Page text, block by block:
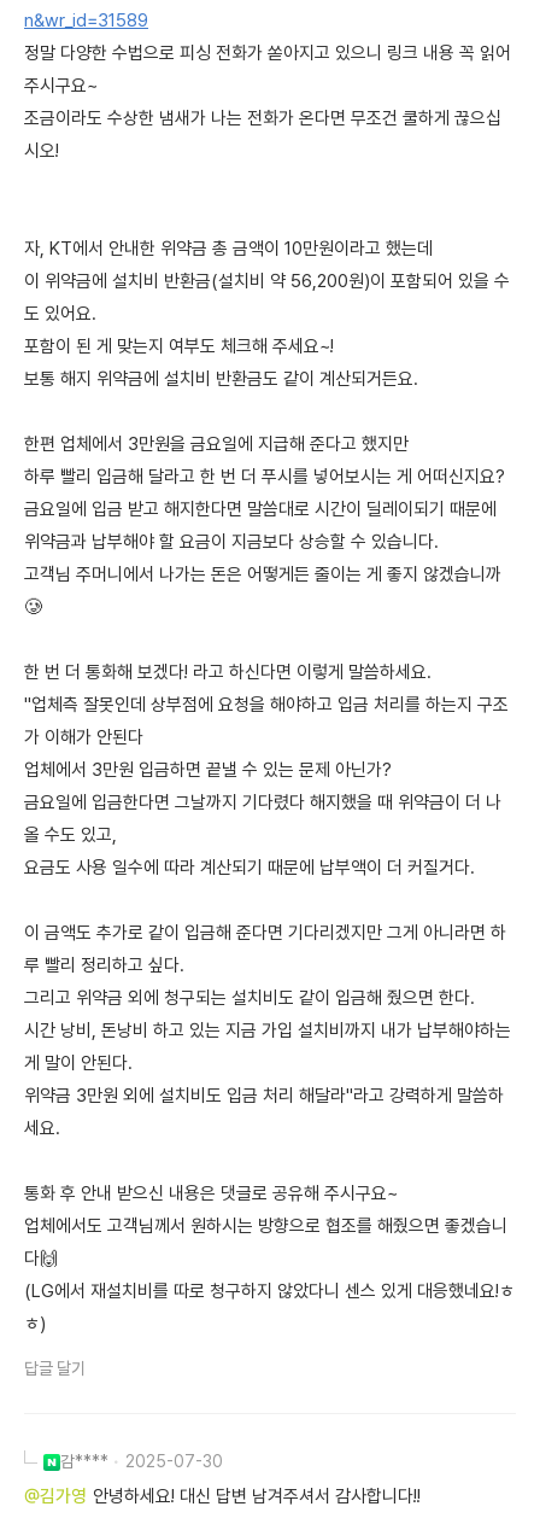
n&wr_id=31589
정말 다양한 수법으로 피싱 전화가 쏟아지고 있으니 링크 내용 꼭 읽어
주시구요~
조금이라도 수상한 냄새가 나는 전화가 온다면 무조건 쿨하게 끊으십
시오!
자, KT에서 안내한 위약금 총 금액이 10만원이라고 했는데
이 위약금에 설치비 반환금(설치비 약 56,200원)이 포함되어 있을 수
도 있어요.
포함이 된 게 맞는지 여부도 체크해 주세요~!
보통 해지 위약금에 설치비 반환금도 같이 계산되거든요.
한편 업체에서 3만원을 금요일에 지급해 준다고 했지만
하루 빨리 입금해 달라고 한 번 더 푸시를 넣어보시는 게 어떠신지요?
금요일에 입금 받고 해지한다면 말씀대로 시간이 딜레이되기 때문에
위약금과 납부해야 할 요금이 지금보다 상승할 수 있습니다.
고객님 주머니에서 나가는 돈은 어떻게든 줄이는 게 좋지 않겠습니까
🥲
한 번 더 통화해 보겠다! 라고 하신다면 이렇게 말씀하세요.
"업체측 잘못인데 상부점에 요청을 해야하고 입금 처리를 하는지 구조
가 이해가 안된다
업체에서 3만원 입금하면 끝낼 수 있는 문제 아닌가?
금요일에 입금한다면 그날까지 기다렸다 해지했을 때 위약금이 더 나
올 수도 있고,
요금도 사용 일수에 따라 계산되기 때문에 납부액이 더 커질거다.
이 금액도 추가로 같이 입금해 준다면 기다리겠지만 그게 아니라면 하
루 빨리 정리하고 싶다.
그리고 위약금 외에 청구되는 설치비도 같이 입금해 줬으면 한다.
시간 낭비, 돈낭비 하고 있는 지금 가입 설치비까지 내가 납부해야하는
게 말이 안된다.
위약금 3만원 외에 설치비도 입금 처리 해달라"라고 강력하게 말씀하
세요.
통화 후 안내 받으신 내용은 댓글로 공유해 주시구요~
업체에서도 고객님께서 원하시는 방향으로 협조를 해줬으면 좋겠습니
다🙌
(LG에서 재설치비를 따로 청구하지 않았다니 센스 있게 대응했네요!ㅎ
ㅎ)
답글 달기
감**** 2025-07-30
@김가영 안녕하세요! 대신 답변 남겨주셔서 감사합니다!!